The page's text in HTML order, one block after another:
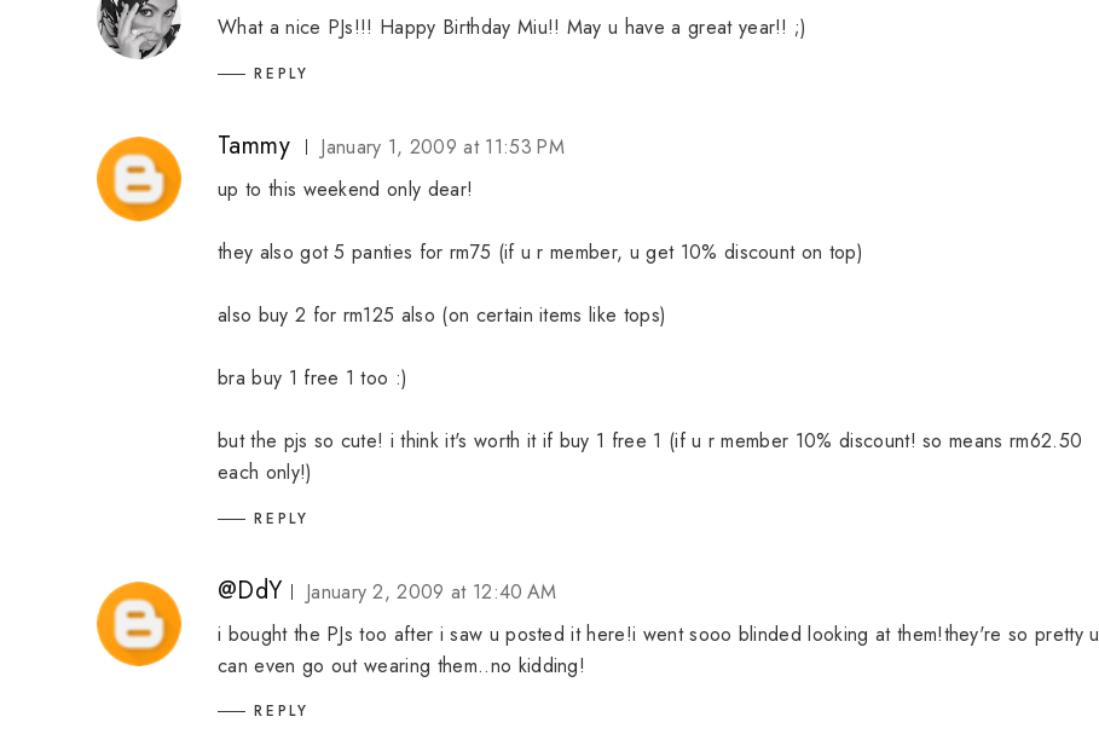
What a nice PJs!!! Happy Birthday Miu!! May u have a great year!! ;)
REPLY
Tammy
January 1, 2009 at 11:53 PM
up to this weekend only dear!
they also got 5 panties for rm75 (if u r member, u get 10% discount on top)
also buy 2 for rm125 also (on certain items like tops)
bra buy 1 free 1 too :)
but the pjs so cute! i think it's worth it if buy 1 free 1 (if u r member 10% discount! so means rm62.50
each only!)
REPLY
@DdY
January 2, 2009 at 12:40 AM
i bought the PJs too after i saw u posted it here!i went sooo blinded looking at them!they're so pretty u
can even go out wearing them..no kidding!
REPLY